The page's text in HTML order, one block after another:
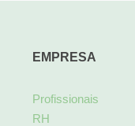
EMPRESA
Profissionais
RH